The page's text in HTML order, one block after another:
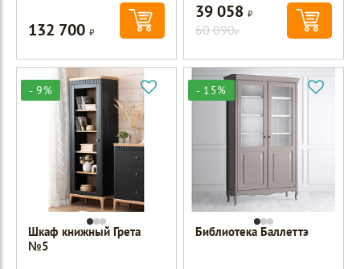
132 700Р
39 058Р
60 090Р
- 9%
Шкаф книжный Грета
№5
- 15%
Библиотека Баллеттэ